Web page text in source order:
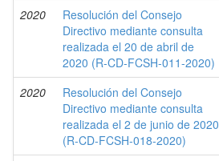
2020
Resolución del Consejo
Directivo mediante consulta
realizada el 20 de abril de
2020 (R-CD-FCSH-011-2020)
2020
Resolución del Consejo
Directivo mediante consulta
realizada el 2 de junio de 2020
(R-CD-FCSH-018-2020)